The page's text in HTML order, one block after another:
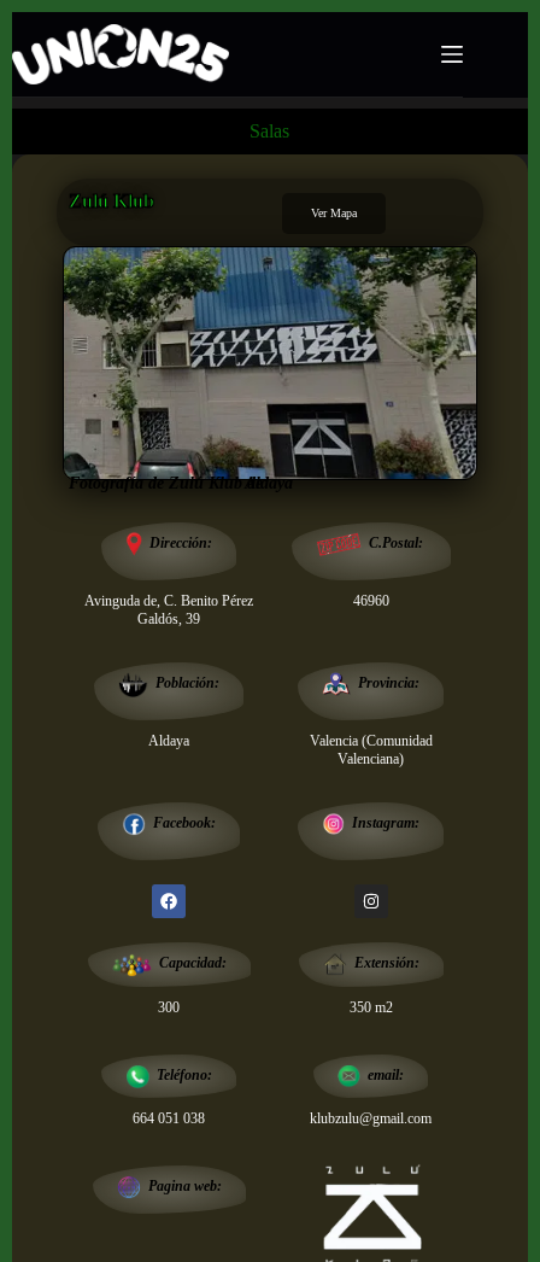
Salas
Zulú Klub
Ver Mapa
Fotografía de Zulú Klub deAldaya
Dirección:
Avinguda de, C. Benito Pérez
Galdós, 39
C.Postal:
46960
Población:
Aldaya
Provincia:
Valencia (Comunidad
Valenciana)
Facebook: Instagram:
Capacidad:
300
Extensión:
350 m2
Teléfono:
664 051 038
email:
klubzulu@gmail.com
Pagina web: